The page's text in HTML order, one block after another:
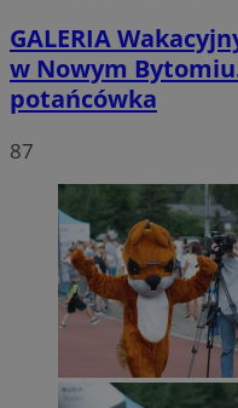
GALERIA
w Nowym
potańcówka
87